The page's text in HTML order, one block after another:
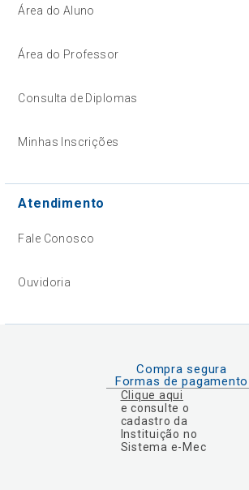
Área do Aluno
Área do Professor
Consulta de Diplomas
Minhas Inscrições
Atendimento
Fale Conosco
Ouvidoria
Compra segura
Formas de pagamento
Clique aqui
e consulte o
cadastro da
Instituição no
Sistema e-Mec